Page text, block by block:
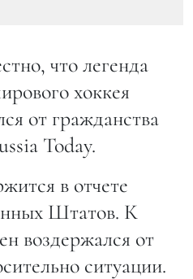
что легенда
хоккея
от гражданства
Today.
в отчете
Штатов. К
воздержался от
ситуации.